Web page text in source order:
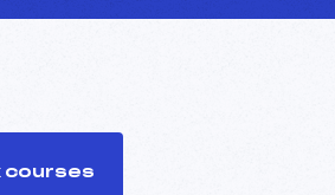
courses